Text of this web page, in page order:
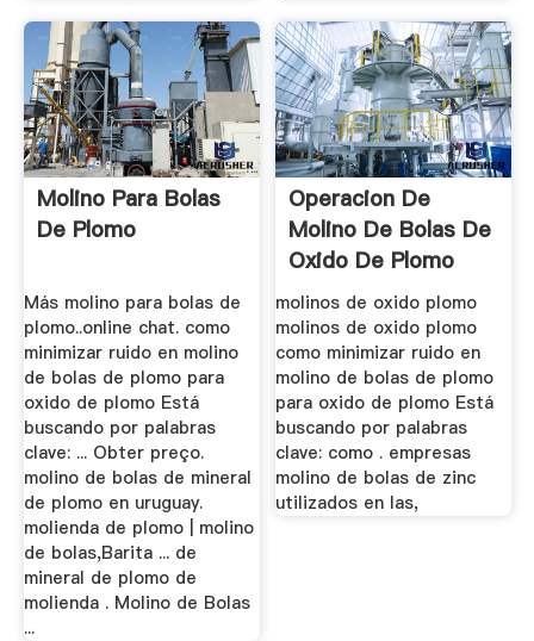
Molino Para Bolas
De Plomo
Más molino para bolas de
plomo..online chat. como
minimizar ruido en molino
de bolas de plomo para
oxido de plomo Está
buscando por palabras
clave: ... Obter preço.
molino de bolas de mineral
de plomo en uruguay.
molienda de plomo | molino
de bolas,Barita ... de
mineral de plomo de
molienda . Molino de Bolas
...
Operacion De
Molino De Bolas De
Oxido De Plomo
molinos de oxido plomo
molinos de oxido plomo
como minimizar ruido en
molino de bolas de plomo
para oxido de plomo Está
buscando por palabras
clave: como . empresas
molino de bolas de zinc
utilizados en las,